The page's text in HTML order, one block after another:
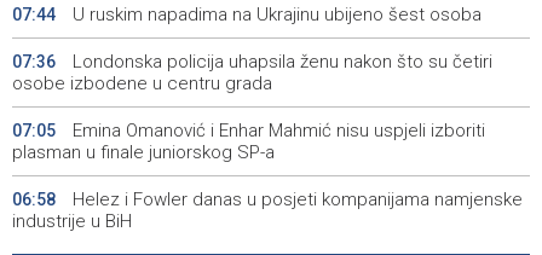
07:44 U ruskim napadima na Ukrajinu ubijeno šest osoba
07:36
Londonska policija uhapsila ženu nakon što su četiri
osobe izbodene u centru grada
07:05
Emina Omanović i Enhar Mahmić nisu uspjeli izboriti
plasman u finale juniorskog SP-a
06:58
Helez i Fowler danas u posjeti kompanijama namjenske
industrije u BiH